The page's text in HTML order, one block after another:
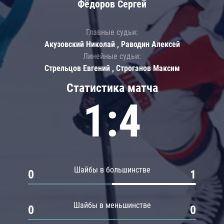
Статистика матча
1:4
Шайбы в большинстве
0 1
Шайбы в меньшинстве
0 0
Фёдоров Сергей
Главные судьи:
Акузовский Николай , Раводин Алексей
Линейные судьи:
Стрельцов Евгений , Строганов Максим